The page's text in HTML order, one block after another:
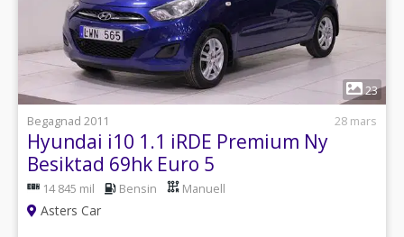
1
23
Begagnad 2011
28 mars
Hyundai i10 1.1 iRDE Premium Ny
Besiktad 69hk Euro 5
14 845 mil Bensin Manuell
Asters Car